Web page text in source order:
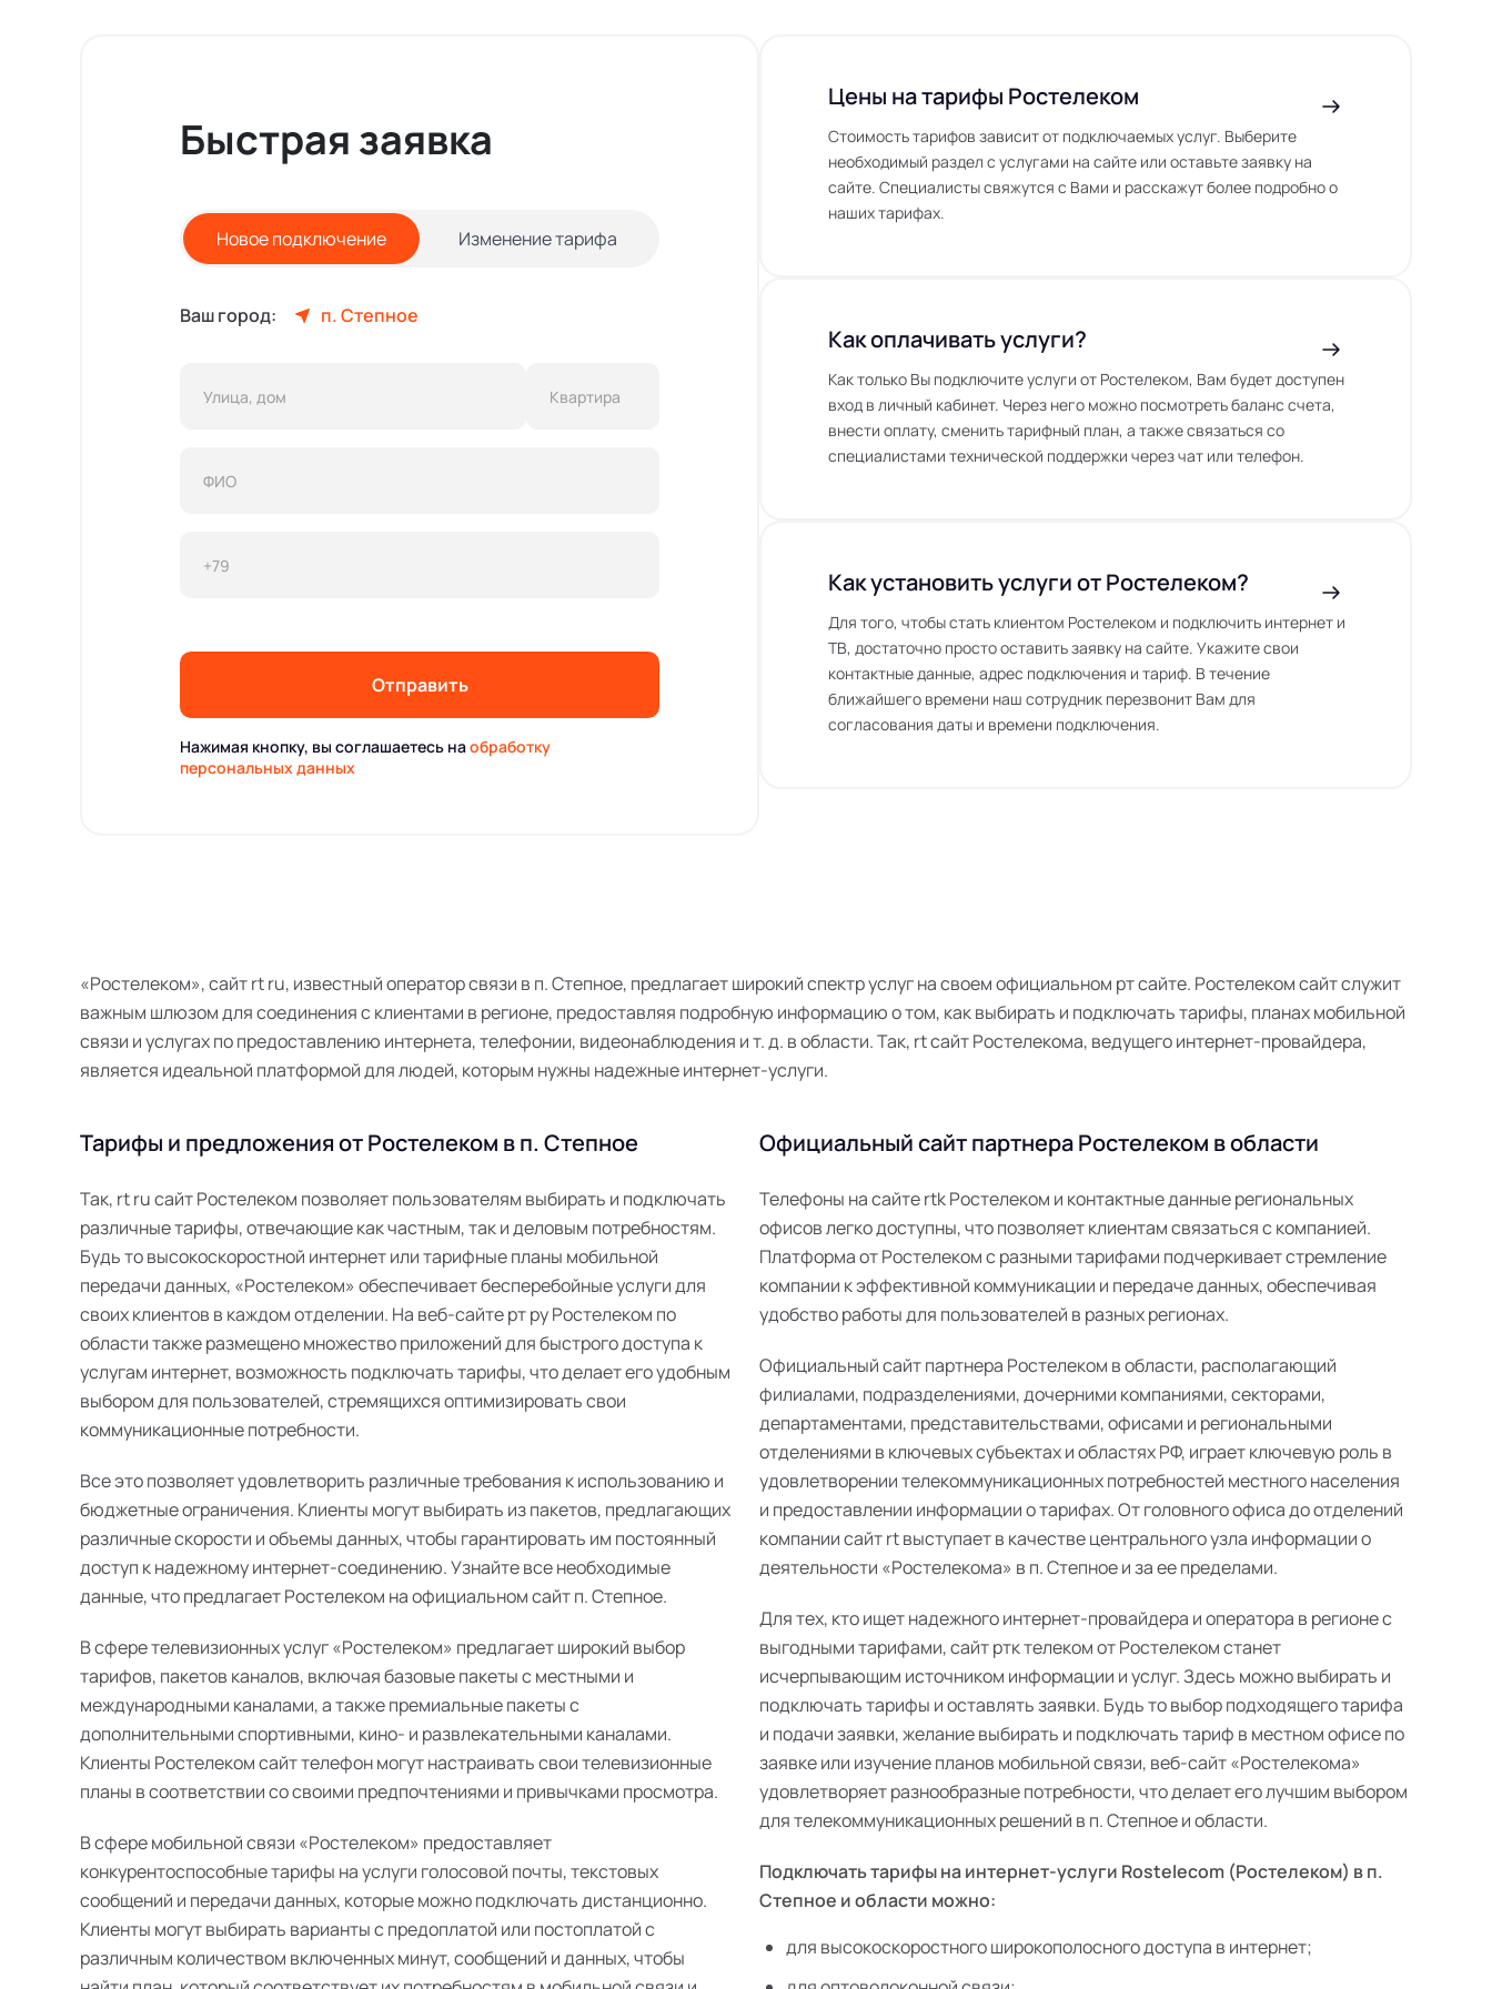
Быстрая заявка
Новое подключение Изменение тарифа
Ваш город: п. Степное
Отправить
Нажимая кнопку, вы соглашаетесь наобработку
персональных данных
Цены на тарифы Ростелеком
Стоимость тарифов зависит от подключаемых услуг. Выберите
необходимый раздел с услугами на сайте или оставьте заявку на
сайте. Специалисты свяжутся с Вами и расскажут более подробно о
наших тарифах.
Как оплачивать услуги?
Как только Вы подключите услуги от Ростелеком, Вам будет доступен
вход в личный кабинет. Через него можно посмотреть баланс счета,
внести оплату, сменить тарифный план, а также связаться со
специалистами технической поддержки через чат или телефон.
Как установить услуги от Ростелеком?
Для того, чтобы стать клиентом Ростелеком и подключить интернет и
ТВ, достаточно просто оставить заявку на сайте. Укажите свои
контактные данные, адрес подключения и тариф. В течение
ближайшего времени наш сотрудник перезвонит Вам для
согласования даты и времени подключения.
«Ростелеком», сайт rt ru, известный оператор связи в п. Степное, предлагает широкий спектр услуг на своем официальном рт сайте. Ростелеком сайт служит
важным шлюзом для соединения с клиентами в регионе, предоставляя подробную информацию о том, как выбирать и подключать тарифы, планах мобильной
связи и услугах по предоставлению интернета, телефонии, видеонаблюдения и т. д. в области. Так, rt сайт Ростелекома, ведущего интернет-провайдера,
является идеальной платформой для людей, которым нужны надежные интернет-услуги.
Тарифы и предложения от Ростелеком в п. Степное
Так, rt ru сайт Ростелеком позволяет пользователям выбирать и подключать
различные тарифы, отвечающие как частным, так и деловым потребностям.
Будь то высокоскоростной интернет или тарифные планы мобильной
передачи данных, «Ростелеком» обеспечивает бесперебойные услуги для
своих клиентов в каждом отделении. На веб-сайте рт ру Ростелеком по
области также размещено множество приложений для быстрого доступа к
услугам интернет, возможность подключать тарифы, что делает его удобным
выбором для пользователей, стремящихся оптимизировать свои
коммуникационные потребности.
Все это позволяет удовлетворить различные требования к использованию и
бюджетные ограничения. Клиенты могут выбирать из пакетов, предлагающих
различные скорости и объемы данных, чтобы гарантировать им постоянный
доступ к надежному интернет-соединению. Узнайте все необходимые
данные, что предлагает Ростелеком на официальном сайт п. Степное.
В сфере телевизионных услуг «Ростелеком» предлагает широкий выбор
тарифов, пакетов каналов, включая базовые пакеты с местными и
международными каналами, а также премиальные пакеты с
дополнительными спортивными, кино- и развлекательными каналами.
Клиенты Ростелеком сайт телефон могут настраивать свои телевизионные
планы в соответствии со своими предпочтениями и привычками просмотра.
В сфере мобильной связи «Ростелеком» предоставляет
конкурентоспособные тарифы на услуги голосовой почты, текстовых
сообщений и передачи данных, которые можно подключать дистанционно.
Клиенты могут выбирать варианты с предоплатой или постоплатой с
различным количеством включенных минут, сообщений и данных, чтобы
Официальный сайт партнера Ростелеком в области
Телефоны на сайте rtk Ростелеком и контактные данные региональных
офисов легко доступны, что позволяет клиентам связаться с компанией.
Платформа от Ростелеком с разными тарифами подчеркивает стремление
компании к эффективной коммуникации и передаче данных, обеспечивая
удобство работы для пользователей в разных регионах.
Официальный сайт партнера Ростелеком в области, располагающий
филиалами, подразделениями, дочерними компаниями, секторами,
департаментами, представительствами, офисами и региональными
отделениями в ключевых субъектах и областях РФ, играет ключевую роль в
удовлетворении телекоммуникационных потребностей местного населения
и предоставлении информации о тарифах. От головного офиса до отделений
компании сайт rt выступает в качестве центрального узла информации о
деятельности «Ростелекома» в п. Степное и за ее пределами.
Для тех, кто ищет надежного интернет-провайдера и оператора в регионе с
выгодными тарифами, сайт ртк телеком от Ростелеком станет
исчерпывающим источником информации и услуг. Здесь можно выбирать и
подключать тарифы и оставлять заявки. Будь то выбор подходящего тарифа
и подачи заявки, желание выбирать и подключать тариф в местном офисе по
заявке или изучение планов мобильной связи, веб-сайт «Ростелекома»
удовлетворяет разнообразные потребности, что делает его лучшим выбором
для телекоммуникационных решений в п. Степное и области.
Подключать тарифы на интернет-услуги Rostelecom (Ростелеком) в п.
Степное и области можно:
для высокоскоростного широкополосного доступа в интернет;